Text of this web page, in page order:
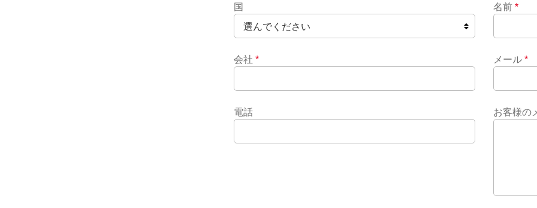
国 名前 *
会社 * メール *
電話 お客様の